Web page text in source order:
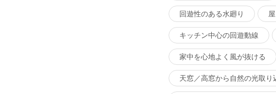
回遊性のある水廻り
キッチン中心の回遊動線
家中を心地よく風が抜ける
天窓／高窓から自然の光取り